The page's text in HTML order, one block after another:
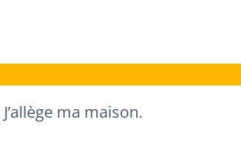
ma maison.